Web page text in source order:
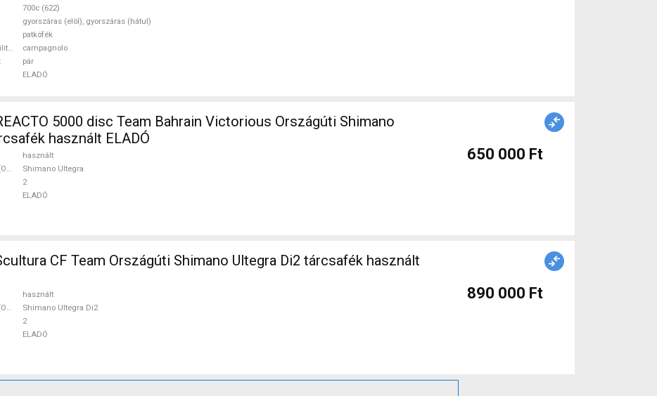
700c (622)
gyorszáras (elöl), gyorszáras (hátul)
patkófék
Kazetta kompatibilitás
campagnolo
pár
ELADÓ
5000 disc Team Bahrain Victorious Országúti Shimano
használt ELADÓ
használt
Alkatrészcsalád (Outi)
Shimano Ultegra
2
ELADÓ
650 000 Ft
Shimano Ultegra Di2 tárcsafék használt
használt
Alkatrészcsalád (Outi)
Shimano Ultegra Di2
2
ELADÓ
890 000 Ft